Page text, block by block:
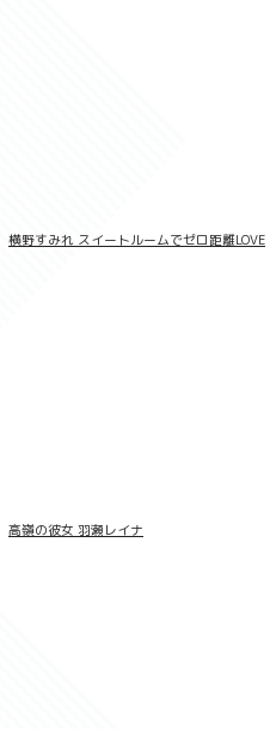
横野すみれ スイートルームでゼロ距離LOVE
高嶺の彼女 羽瀬レイナ